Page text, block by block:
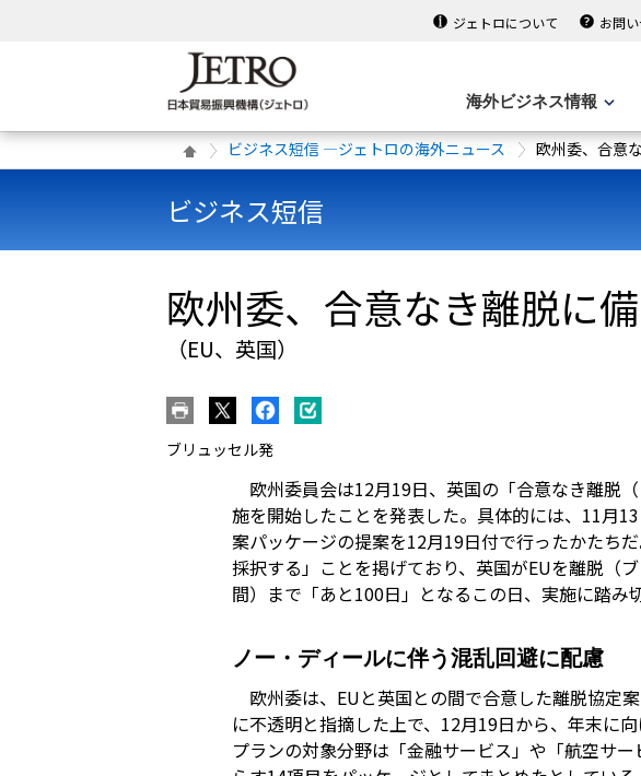
ジェトロについて お問
海外ビジネス情報
ビジネス短信 ―ジェトロの海外ニュース 欧州委、合意
ビジネス短信
欧州委、合意なき離脱に
（EU、英国）
ブリュッセル発
欧州委員会は12月19日、英国の「合意なき離脱
施を開始したことを発表した。具体的には、11月
案パッケージの提案を12月19日付で行ったかたち
採択する」ことを掲げており、英国がEUを離脱（
間）まで「あと100日」となるこの日、実施に踏み
ノー・ディールに伴う混乱回避に配慮
欧州委は、EUと英国との間で合意した離脱協定
に不透明と指摘した上で、12月19日から、年末に
プランの対象分野は「金融サービス」や「航空サ